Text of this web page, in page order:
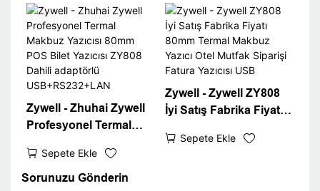
Yazıcı Square Shopify
Uyumlu
Bilet Yazıcısı USB
Zywell - Zhuhai Zywell
Profesyonel Termal
POS Bilet Yazıcısı
ZY808 Dahili adaptörlü
Sepete Ekle
Zywell - Zywell ZY808
İyi Satış Fabrika Fiyatı
Yazıcı Otel Mutfak
Sepete Ekle
Sorunuzu Gönderin